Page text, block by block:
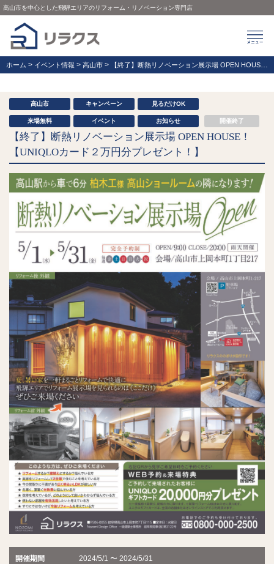
高山市を中心とした飛騨エリアのリフォーム・リノベーション専門店
ホーム > イベント情報 > 高山市 > 【終了】断熱リノベーション展示場 OPEN HOUSE！【UNIQLOカード２万円分プレゼント！】
高山市 キャンペーン 見るだけOK
来場無料 イベント お知らせ 開催終了
【終了】断熱リノベーション展示場 OPEN HOUSE！
【UNIQLOカード２万円分プレゼント！】
開催期間 2024/5/1 〜 2024/5/31